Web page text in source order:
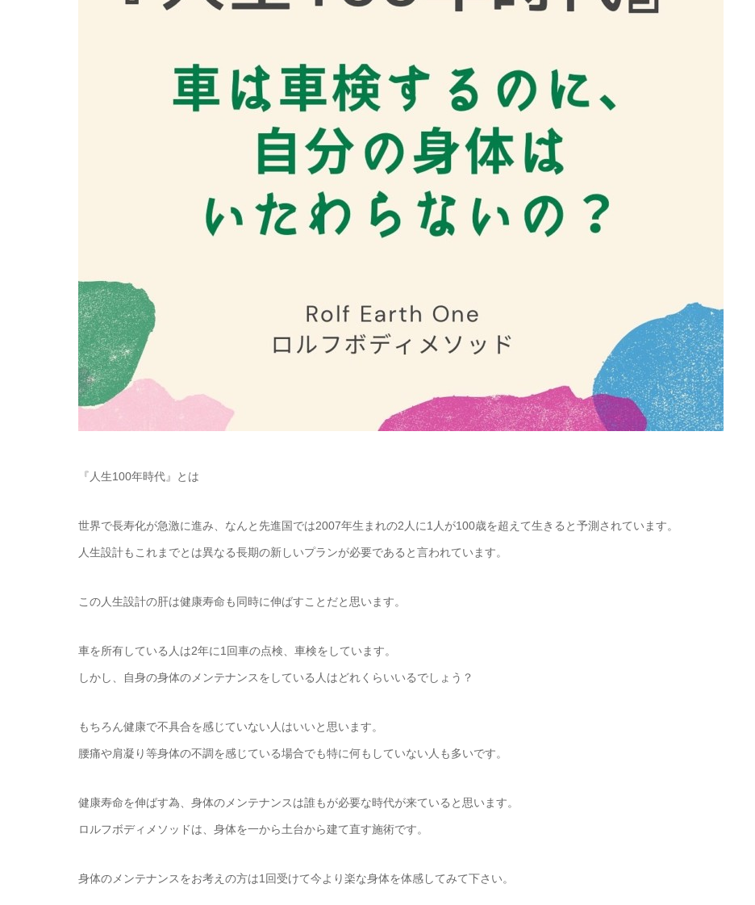
『人生100年時代』とは
世界で長寿化が急激に進み、なんと先進国では2007年生まれの2人に1人が100歳を超えて生きると予測されています。
人生設計もこれまでとは異なる長期の新しいプランが必要であると言われています。
この人生設計の肝は健康寿命も同時に伸ばすことだと思います。
車を所有している人は2年に1回車の点検、車検をしています。
しかし、自身の身体のメンテナンスをしている人はどれくらいいるでしょう？
もちろん健康で不具合を感じていない人はいいと思います。
腰痛や肩凝り等身体の不調を感じている場合でも特に何もしていない人も多いです。
健康寿命を伸ばす為、身体のメンテナンスは誰もが必要な時代が来ていると思います。
ロルフボディメソッドは、身体を一から土台から建て直す施術です。
身体のメンテナンスをお考えの方は1回受けて今より楽な身体を体感してみて下さい。